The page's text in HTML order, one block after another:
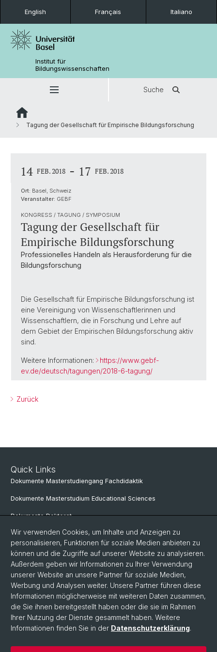
English Français Italiano
Institut für
Bildungswissenschaften
Suche
Tagung der Gesellschaft für Empirische Bildungsforschung
14 FEB. 2018 - 17 FEB. 2018
Ort: Basel, Schweiz
Veranstalter: GEBF
KONGRESS / TAGUNG / SYMPOSIUM
Tagung der Gesellschaft für
Empirische Bildungsforschung
Professionelles Handeln als Herausforderung für die
Bildungsforschung
Die Gesellschaft für Empirische Bildungsforschung ist
eine Vereinigung von Wissenschaftlerinnen und
Wissenschaftlern, die in Forschung und Lehre auf
dem Gebiet der Empirischen Bildungsforschung aktiv
sind.
Weitere Informationen:
https://www.gebf-
ev.de/deutsch/tagungen/2018-6-tagung/
Zurück
Quick Links
Dokumente Masterstudiengang Fachdidaktik
Dokumente Masterstudium Educational Sciences
Dokumente Doktorat
Social Media
LinkedIn
Instagram
© Universität Basel
Datenschutzerklärung
Wir verwenden Cookies, um Inhalte und Anzeigen zu
personalisieren, Funktionen für soziale Medien anbieten zu
können und die Zugriffe auf unserer Website zu analysieren.
Außerdem geben wir Informationen zu Ihrer Verwendung
unserer Website an unsere Partner für soziale Medien,
Werbung und Analysen weiter. Unsere Partner führen diese
Informationen möglicherweise mit weiteren Daten zusammen,
die Sie ihnen bereitgestellt haben oder die sie im Rahmen
Ihrer Nutzung der Dienste gesammelt haben. Weitere
Informationen finden Sie in der Datenschutzerklärung.